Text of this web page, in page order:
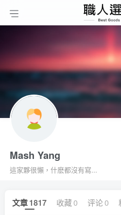
Mash Yang
這家夥很懶，什麽都沒有寫...
文章1817 收藏0 评论0